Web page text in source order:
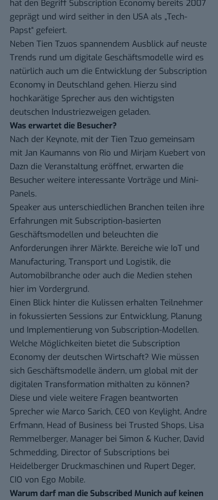
hat den Begriff Subscription Economy bereits 2007
geprägt und wird seither in den USA als „Tech-
Papst“ gefeiert.
Neben Tien Tzuos spannendem Ausblick auf neuste
Trends rund um digitale Geschäftsmodelle wird es
natürlich auch um die Entwicklung der Subscription
Economy in Deutschland gehen. Hierzu sind
hochkarätige Sprecher aus den wichtigsten
deutschen Industriezweigen geladen.
Was erwartet die Besucher?
Nach der Keynote, mit der Tien Tzuo gemeinsam
mit Jan Kaumanns von Rio und Mirjam Kuebert von
Dazn die Veranstaltung eröffnet, erwarten die
Besucher weitere interessante Vorträge und Mini-
Panels.
Speaker aus unterschiedlichen Branchen teilen ihre
Erfahrungen mit Subscription-basierten
Geschäftsmodellen und beleuchten die
Anforderungen ihrer Märkte. Bereiche wie IoT und
Manufacturing, Transport und Logistik, die
Automobilbranche oder auch die Medien stehen
hier im Vordergrund.
Einen Blick hinter die Kulissen erhalten Teilnehmer
in fokussierten Sessions zur Entwicklung, Planung
und Implementierung von Subscription-Modellen.
Welche Möglichkeiten bietet die Subscription
Economy der deutschen Wirtschaft? Wie müssen
sich Geschäftsmodelle ändern, um global mit der
digitalen Transformation mithalten zu können?
Diese und viele weitere Fragen beantworten
Sprecher wie Marco Sarich, CEO von Keylight, Andre
Erfmann, Head of Business bei Trusted Shops, Lisa
Remmelberger, Manager bei Simon & Kucher, David
Schmedding, Director of Subscriptions bei
Heidelberger Druckmaschinen und Rupert Deger,
CIO von Ego Mobile.
Warum darf man die Subscribed Munich auf keinen